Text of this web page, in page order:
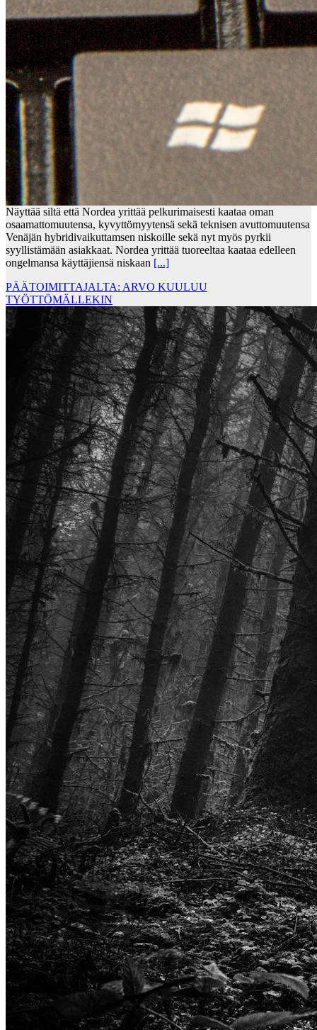
Näyttää siltä että Nordea yrittää pelkurimaisesti kaataa oman
osaamattomuutensa, kyvyttömyytensä sekä teknisen avuttomuutensa
Venäjän hybridivaikuttamsen niskoille sekä nyt myös pyrkii
syyllistämään asiakkaat. Nordea yrittää tuoreeltaa kaataa edelleen
ongelmansa käyttäjiensä niskaan [...]
PÄÄTOIMITTAJALTA: ARVO KUULUU
TYÖTTÖMÄLLEKIN